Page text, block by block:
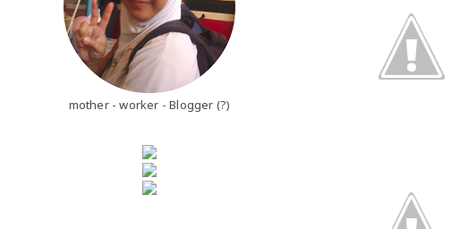
mother - worker - Blogger (?)